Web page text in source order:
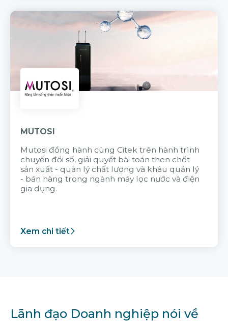
MUTOSI
Mutosi đồng hành cùng Citek trên hành trình
chuyển đổi số, giải quyết bài toán then chốt
sản xuất - quản lý chất lượng và khâu quản lý
- bán hàng trong ngành máy lọc nước và điện
gia dụng.
Xem chi tiết
Lãnh đạo Doanh nghiệp nói về